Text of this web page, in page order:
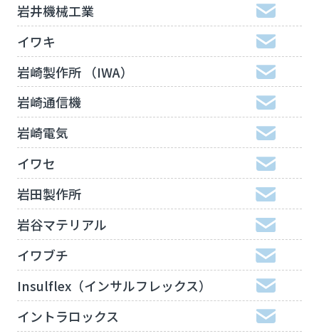
岩井機械工業
イワキ
岩崎製作所 （IWA）
岩崎通信機
岩崎電気
イワセ
岩田製作所
岩谷マテリアル
イワブチ
Insulflex（インサルフレックス）
イントラロックス